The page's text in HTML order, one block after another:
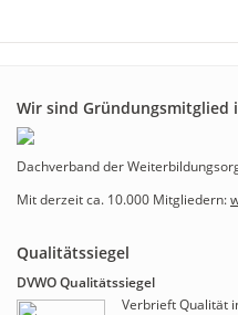
Wir sind Gründungsmitglied
Dachverband der
Mit derzeit ca. 10.000 Mitgliedern:
Qualitätssiegel
DVWO Qualitätssiegel
Verbrieft Qualität